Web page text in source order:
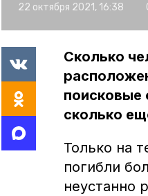
22 октября 2021, 16:38
Сколько
поисковые
сколько
Только на
погибли
неустанно